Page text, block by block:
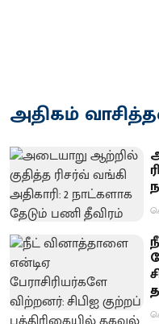
அதிகம்